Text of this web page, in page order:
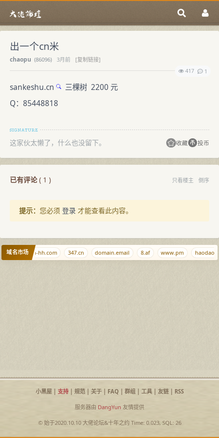
出一个cn米
chaopu (86096) 3月前
[复制链接]
417
1
sankeshu.cn
三棵树 2200 元
Q：85448818
这家伙太懒了，什么也没留下。 收藏 投币
已有评论( 1 ) 只看楼主 倒序
提示： 您必须 登录 才能查看此内容。
域名市场hh-hh.com 347.cn domain.email 8.af www.pm
小黑屋| 支持| 规范| 关于| FAQ| 群组| 工具| 友链| RSS
服务器由 DangYun 友情提供
© 始于2020.10.10 大佬论坛&十年之约Time: 0.023, SQL: 26